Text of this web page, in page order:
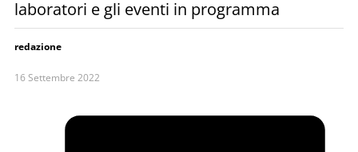
laboratori e gli eventi in programma
redazione
16 Settembre 2022